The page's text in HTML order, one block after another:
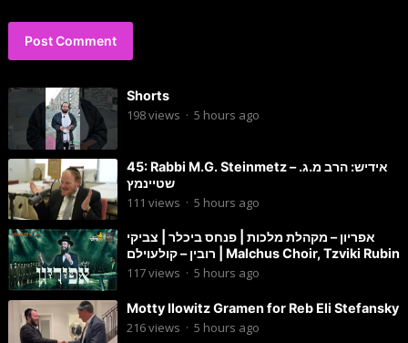
Shorts
198views · 5 hours ago
45: Rabbi M.G. Steinmetz – אידיש: הרב מ.ג.
שטיינמץ
111 views · 5 hours ago
אפריון – מקהלת מלכות | פנחס ביכלר | צביקי
רובין – קולעוילם | Malchus Choir, Tzviki Rubin
117views · 5 hours ago
Motty Ilowitz Gramen for Reb Eli Stefansky
216views · 5 hours ago